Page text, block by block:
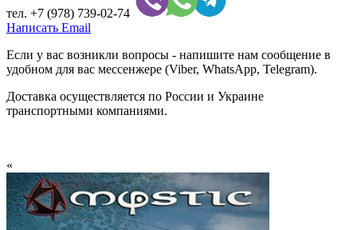
тел. +7 (978) 739-02-74
Написать Email
Если у вас возникли вопросы - напишите нам сообщение в
удобном для вас мессенжере (Viber, WhatsApp, Telegram).
Доставка осуществляется по России и Украине
транспортными компаниями.
«